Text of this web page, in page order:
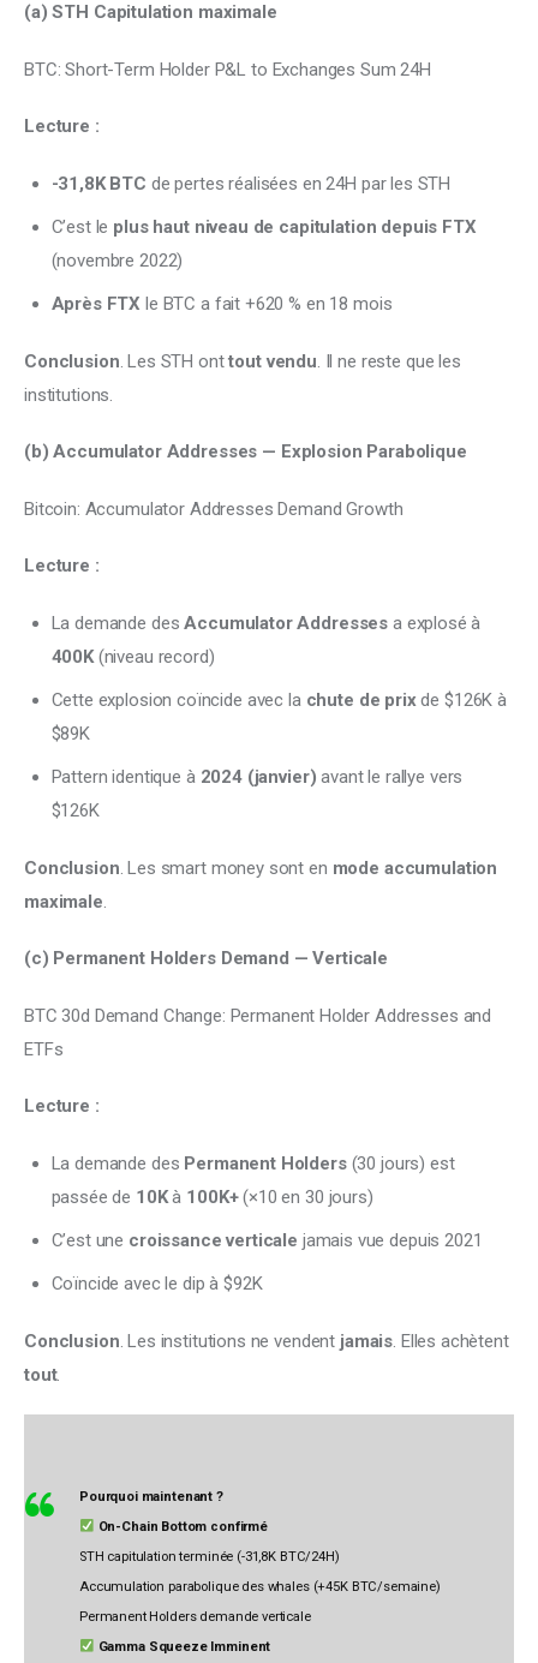
(a) STH Capitulation maximale
BTC: Short-Term Holder P&L to Exchanges Sum 24H
Lecture :
-31,8K BTC de pertes réalisées en 24H par les STH
C’est le plus haut niveau de capitulation depuis FTX
(novembre 2022)
Après FTX le BTC a fait +620 % en 18 mois
Conclusion. Les STH ont tout vendu. Il ne reste que les
institutions.
(b) Accumulator Addresses — Explosion Parabolique
Bitcoin: Accumulator Addresses Demand Growth
Lecture :
La demande desAccumulator Addresses a explosé à
400K(niveau record)
Cette explosion coïncide avec la chute de prixde $126K à
$89K
Pattern identique à 2024 (janvier) avant le rallye vers
$126K
Conclusion. Les smart money sont en mode accumulation
maximale.
(c) Permanent Holders Demand — Verticale
BTC 30d Demand Change: Permanent Holder Addresses and
ETFs
Lecture :
La demande des Permanent Holders(30 jours) est
passée de 10Kà 100K+(×10 en 30 jours)
C’est une croissance verticale jamais vue depuis 2021
Coïncide avec le dip à $92K
Conclusion. Les institutions ne vendent jamais. Elles achètent
tout.
Pourquoi maintenant ?
On-Chain Bottom confirmé
STH capitulation terminée (-31,8K BTC/24H)
Accumulation parabolique des whales (+45K BTC/semaine)
Permanent Holders demande verticale
Gamma Squeeze Imminent